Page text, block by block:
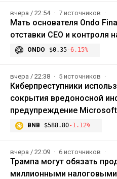
вчера / 22:54 7 источников
Мать основателя Ondo
отставки CEO и контроля
ONDO $0.35-6.15%
вчера / 22:38 5 источников
Киберпреступники
сокрытия вредоносной
предупреждение Microsoft
BNB $588.80-1.12%
вчера / 22:09 6 источников
Трампа могут обязать
миллионными налоговыми